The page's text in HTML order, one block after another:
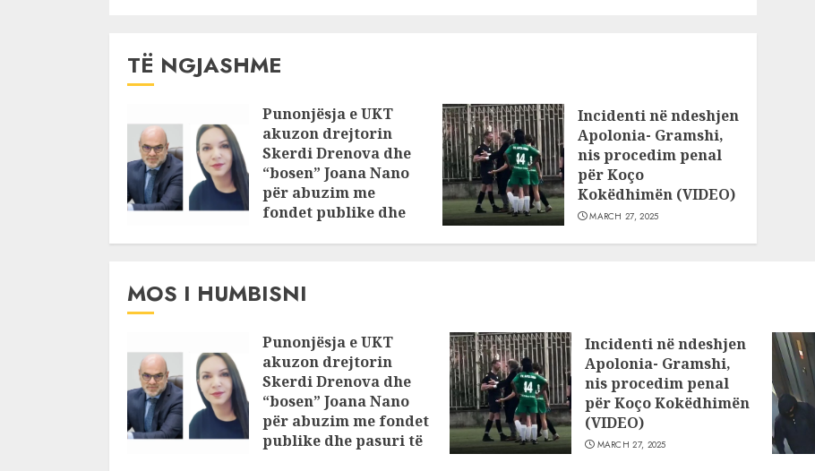
TË NGJASHME
Punonjësja e UKT
akuzon drejtorin
Skerdi Drenova dhe
“bosen” Joana Nano
për abuzim me
fondet publike dhe
Incidenti në ndeshjen
Apolonia- Gramshi,
nis procedim penal
për Koço
Kokëdhimën (VIDEO)
MARCH 27, 2025
MOS I HUMBISNI
Punonjësja e UKT
akuzon drejtorin
Skerdi Drenova dhe
“bosen” Joana Nano
për abuzim me fondet
publike dhe pasuri të
Incidenti në ndeshjen
Apolonia- Gramshi,
nis procedim penal
për Koço Kokëdhimën
(VIDEO)
MARCH 27, 2025